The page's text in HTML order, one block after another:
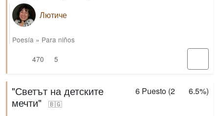
Лютиче
Poesía » Para niños
470
5
6 Puesto (2 6.5%)
"Светът на детските
мечти"
🇧🇬